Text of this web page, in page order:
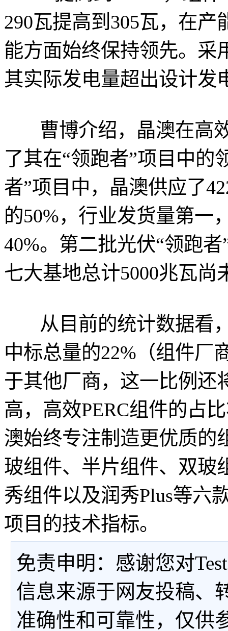
290瓦提高到305瓦，在
能方面始终保持领先。采
其实际发电量超出设计发
曹博介绍，晶澳在高
了其在“领跑者”项目中的
者”项目中，晶澳供应了
的50%，行业发货量第一
40%。第二批光伏“领跑
七大基地总计5000兆瓦尚
从目前的统计数据看
中标总量的22%（组件厂
于其他厂商，这一比例还
高，高效PERC组件的占
澳始终专注制造更优质的
玻组件、半片组件、双玻
秀组件以及润秀Plus等六
项目的技术指标。
免责申明：感谢您对
信息来源于网友投稿、
准确性和可靠性，仅供